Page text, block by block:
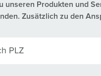
unseren Produkten und
Zusätzlich zu den
PLZ